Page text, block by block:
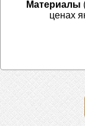
Материалы
ценах